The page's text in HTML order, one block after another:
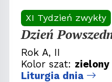
XI Tydzień zwykły
Dzień
Rok A, II
Kolor szat: zielony
Liturgia dnia